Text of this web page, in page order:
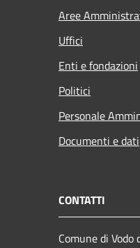
Aree
Uffici
Enti e fondazioni
Politici
Personale
Documenti e dati
CONTATTI
Comune di Vodo